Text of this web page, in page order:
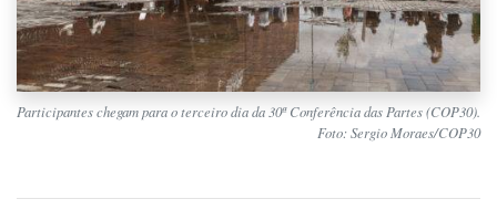
Participantes chegam para o terceiro dia da 30ª Conferência das Partes (COP30).
Foto: Sergio Moraes/COP30